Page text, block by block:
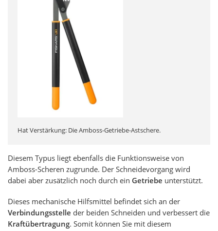
Hat Verstärkung: Die Amboss-Getriebe-Astschere.
Diesem Typus liegt ebenfalls die Funktionsweise von
Amboss-Scheren zugrunde. Der Schneidevorgang wird
dabei aber zusätzlich noch durch ein Getriebe unterstützt.
Dieses mechanische Hilfsmittel befindet sich an der
Verbindungsstelle der beiden Schneiden und verbessert die
Kraftübertragung. Somit können Sie mit diesem